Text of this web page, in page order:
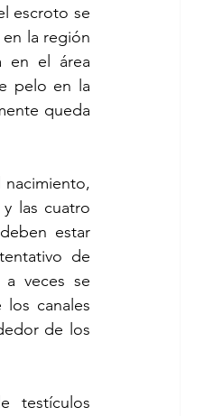
escroto se
la región
en el área
pelo en la
queda
las cuatro
estar
de
a veces se
canales
de los
testículos